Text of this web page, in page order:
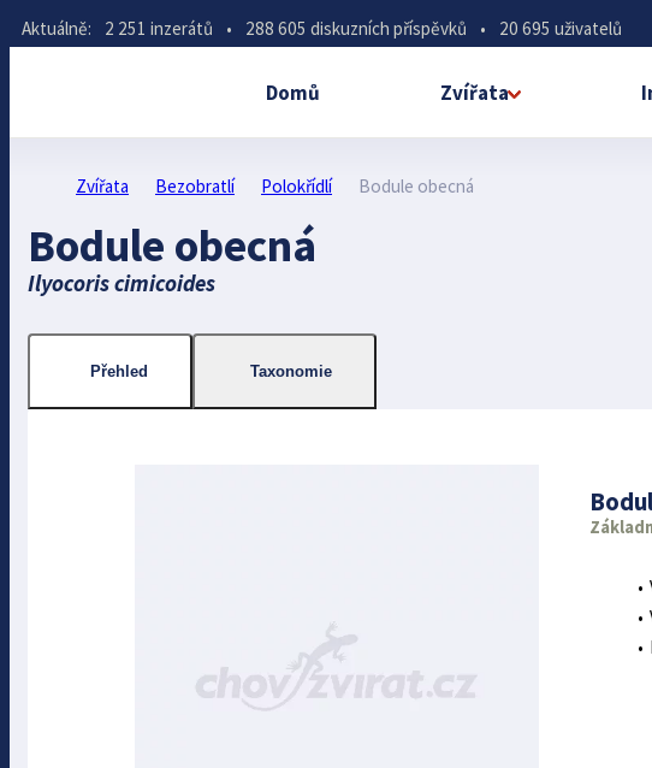
Aktuálně: 2 251 inzerátů • 288 605 diskuzních příspěvků • 20 695 uživatelů
Domů Zvířata
Zvířata Bezobratlí Polokřídlí Bodule obecná
Bodule obecná
Ilyocoris cimicoides
Přehled Taxonomie